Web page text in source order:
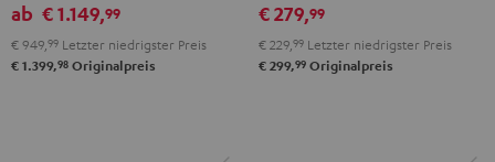
Set
Schwarz
ab € 1.149,99
€ 949, 99 Letzter niedrigster Preis
€ 1.399,98 Originalpreis
€ 279,99
€ 229, 99 Letzter niedrigster Preis
€ 299,99 Originalpreis